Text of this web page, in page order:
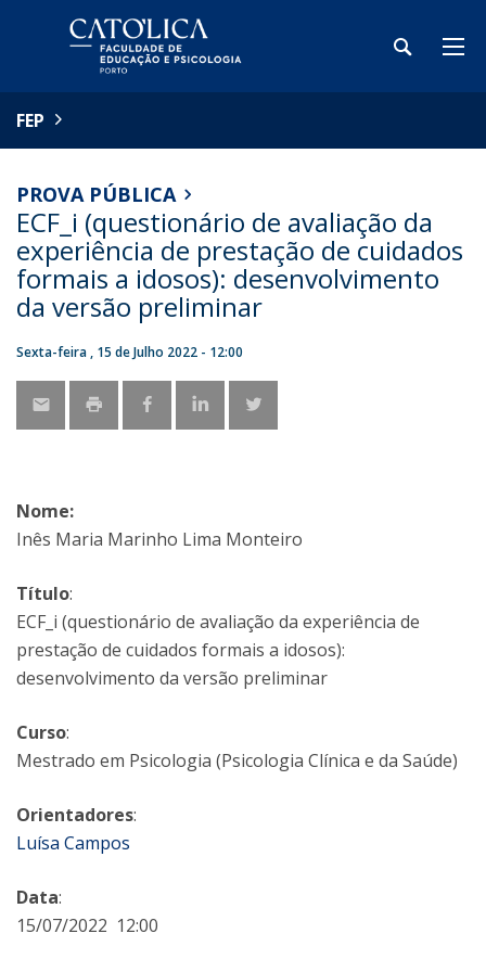
FEP
PROVA PÚBLICA
ECF_i (questionário de avaliação da
experiência de prestação de cuidados
formais a idosos): desenvolvimento
da versão preliminar
Sexta-feira , 15 de Julho 2022 - 12:00
Nome:
Inês Maria Marinho Lima Monteiro
Título:
ECF_i (questionário de avaliação da experiência de
prestação de cuidados formais a idosos):
desenvolvimento da versão preliminar
Curso:
Mestrado em Psicologia (Psicologia Clínica e da Saúde)
Orientadores:
Luísa Campos
Data:
15/07/2022 12:00